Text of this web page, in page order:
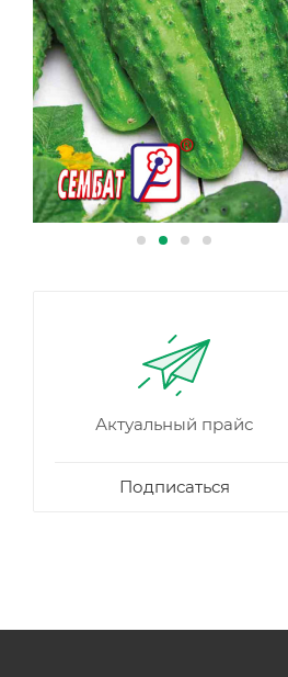
Актуальный прайс
Подписаться